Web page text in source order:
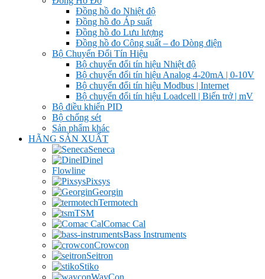
Đồng hồ đo Nhiệt độ
Đồng hồ đo Áp suất
Đồng hồ đo Lưu lượng
Đồng hồ đo Công suất – đo Dòng điện
Bộ Chuyển Đổi Tín Hiệu
Bộ chuyển đổi tín hiệu Nhiệt độ
Bộ chuyển đổi tín hiệu Analog 4-20mA | 0-10V
Bộ chuyển đổi tín hiệu Modbus | Internet
Bộ chuyển đổi tín hiệu Loadcell | Biến trở | mV
Bộ điều khiển PID
Bộ chống sét
Sản phẩm khác
HÃNG SẢN XUẤT
Seneca
Dinel
Flowline
Pixsys
Georgin
Termotech
TSM
Comac Cal
Bass Instruments
Crowcon
Seitron
Stiko
WayCon